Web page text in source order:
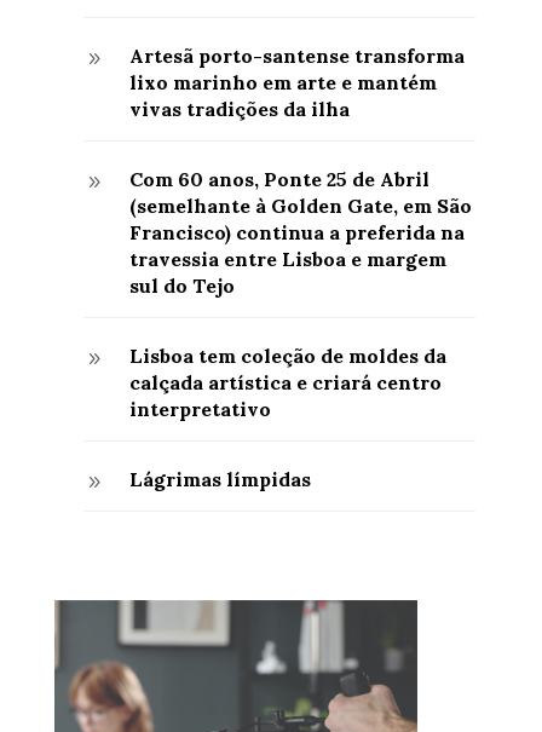
9
Artesã porto-santense transforma
lixo marinho em arte e mantém
vivas tradições da ilha
9
Com 60 anos, Ponte 25 de Abril
(semelhante à Golden Gate, em São
Francisco) continua a preferida na
travessia entre Lisboa e margem
sul do Tejo
9
Lisboa tem coleção de moldes da
calçada artística e criará centro
interpretativo
9 Lágrimas límpidas